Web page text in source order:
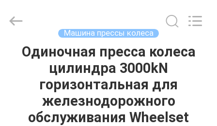
ДОМ
ПРОДУКТЫ
Share
Машина прессы колеса
Одиночная пресса колеса
цилиндра 3000kN
горизонтальная для
железнодорожного
обслуживания Wheelset